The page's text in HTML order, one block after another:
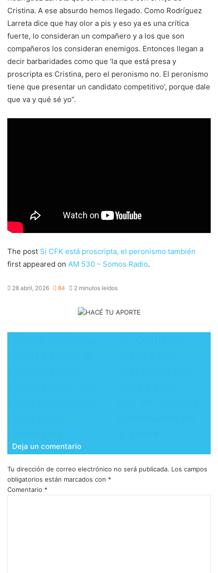
Cristina. A ese absurdo hemos llegado. Como Rodríguez
Larreta dice que hay olor a pis y eso ya es una crítica
fuerte, lo consideran un compañero y a los que son
compañeros los consideran enemigos. Entonces llegan a
decir barbaridades como que ‘la que está presa y
proscripta es Cristina, pero el peronismo no. El peronismo
tiene que presentar un candidato competitivo’, porque dale
que va y qué sé yo”.
The post Si CFK está proscripta, el peronismo también
first appeared on AM 530 – Somos Radio.
28 abril, 2026 84 2 minutos leídos
Deja un comentario
Tu dirección de correo electrónico no será publicada. Los campos
obligatorios están marcados con *
Comentario *